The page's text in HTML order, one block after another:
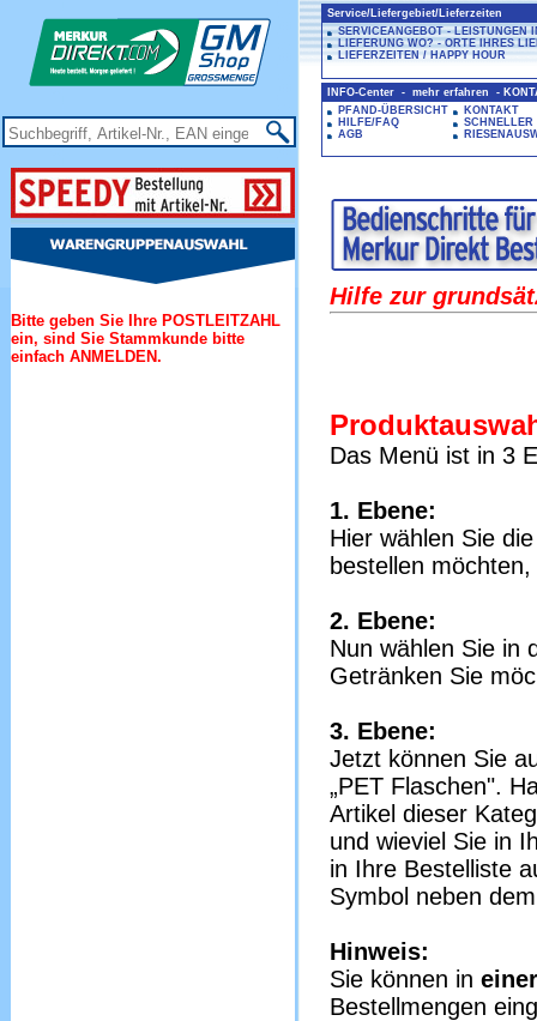
Bitte geben Sie Ihre POSTLEITZAHL
ein, sind Sie Stammkunde bitte
einfach ANMELDEN.
Service/Liefergebiet/Lieferzeiten
SERVICEANGEBOT - LEISTUNGEN
LIEFERUNG WO? - ORTE IHRES
LIEFERZEITEN / HAPPY HOUR
INFO-Center - mehr erfahren -
PFAND-ÜBERSICHT
HILFE/FAQ
AGB
KONTAKT
SCHNELLER
Hilfe zur
Das Menü ist in 3
1. Ebene:
Hier wählen Sie
bestellen
2. Ebene:
Nun wählen Sie in
Getränken Sie
3. Ebene:
Jetzt können Sie
„PET Flaschen".
Artikel dieser
und wieviel Sie in
in Ihre Bestelliste
Symbol neben
Hinweis:
Sie können in
Bestellmengen